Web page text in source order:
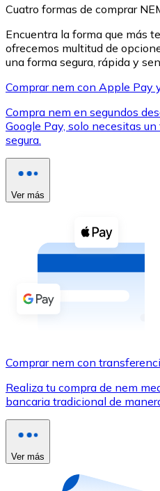
XRP
XRP
Ver todo
Compra
Comprar con efectivo
Transferencia SEPA
Utiliza tarjetas Visa y
Comprar con tarjeta
Cuatro formas de comprar
Encuentra la forma que más
ofrecemos multitud de
una forma segura, rápida y
Comprar nem con Apple Pay
Compra nem en segundos
Google Pay, solo necesitas
segura.
Ver más
Comprar nem con
Realiza tu compra de nem
bancaria tradicional de
Ver más